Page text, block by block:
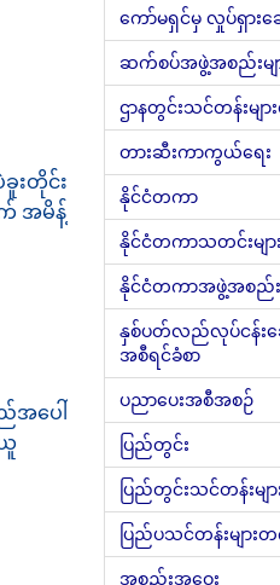
းတိုင်း
က် အမိန့်
ပေါ်
ကော်မရှင်မှ လှုပ်ရှားဆ
ဆက်စပ်အဖွဲ့အစည်းမျ
ဌာနတွင်းသင်တန်းမျ
တားဆီးကာကွယ်ရေး
နိုင်ငံတကာ
နိုင်ငံတကာသတင်းများ
နိုင်ငံတကာအဖွဲ့အစည်းမ
နှစ်ပတ်လည်လုပ်ငန်း
အစီရင်ခံစာ
ပညာပေးအစီအစဉ်
ပြည်တွင်း
ပြည်တွင်းသင်တန်းမ
ပြည်ပသင်တန်းများ
အစည်းအဝေး